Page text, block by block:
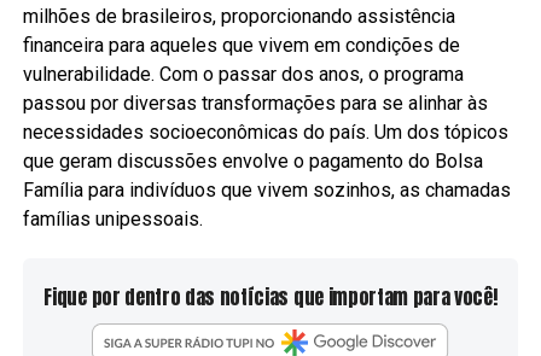
milhões de brasileiros, proporcionando assistência
financeira para aqueles que vivem em condições de
vulnerabilidade. Com o passar dos anos, o programa
passou por diversas transformações para se alinhar às
necessidades socioeconômicas do país. Um dos tópicos
que geram discussões envolve o pagamento do Bolsa
Família para indivíduos que vivem sozinhos, as chamadas
famílias unipessoais.
Fique por dentro das notícias que importam para você!